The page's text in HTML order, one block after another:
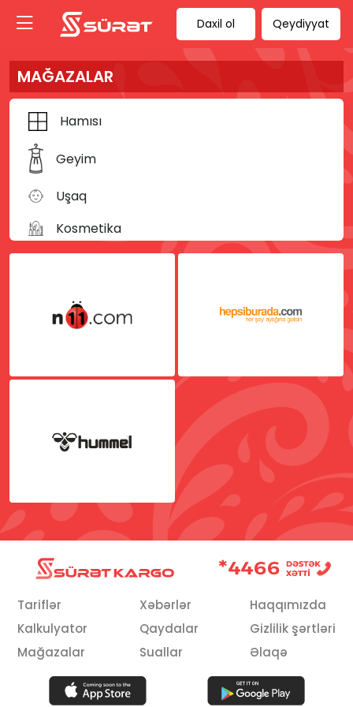
Daxil ol Qeydiyyat
MAĞAZALAR
Hamısı
Geyim
Uşaq
Kosmetika
İdman
Multibrend
Tariflər
Kalkulyator
Mağazalar
Xəbərlər
Qaydalar
Suallar
Haqqımızda
Gizlilik şərtləri
Əlaqə